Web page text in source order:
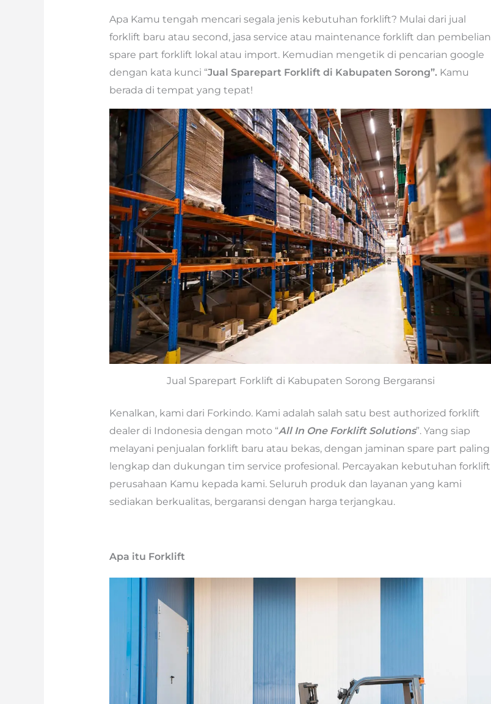
Apa Kamu tengah mencari segala jenis kebutuhan forklift? Mulai dari jual
forklift baru atau second, jasa service atau maintenance forklift dan pembelian
spare part forklift lokal atau import. Kemudian mengetik di pencarian google
dengan kata kunci “Jual Sparepart Forklift di Kabupaten Sorong”. Kamu
berada di tempat yang tepat!
Jual Sparepart Forklift di Kabupaten Sorong Bergaransi
Kenalkan, kami dari Forkindo. Kami adalah salah satu best authorized forklift
dealer di Indonesia dengan moto “All In One Forklift Solutions”. Yang siap
melayani penjualan forklift baru atau bekas, dengan jaminan spare part paling
lengkap dan dukungan tim service profesional. Percayakan kebutuhan forklift
perusahaan Kamu kepada kami. Seluruh produk dan layanan yang kami
sediakan berkualitas, bergaransi dengan harga terjangkau.
Apa itu Forklift